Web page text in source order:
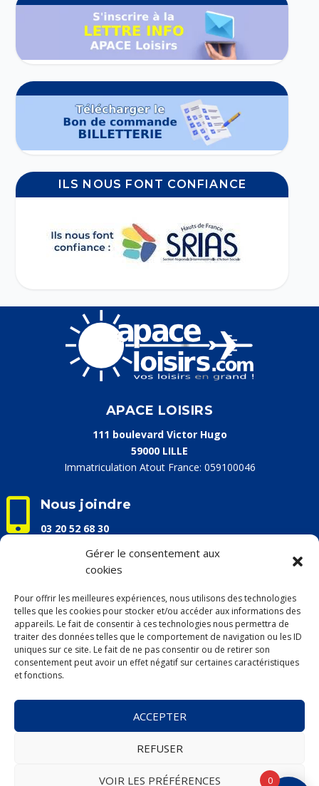
Gérer le consentement aux
cookies
Pour offrir les meilleures expériences, nous utilisons des technologies
telles que les cookies pour stocker et/ou accéder aux informations des
appareils. Le fait de consentir à ces technologies nous permettra de
traiter des données telles que le comportement de navigation ou les ID
uniques sur ce site. Le fait de ne pas consentir ou de retirer son
consentement peut avoir un effet négatif sur certaines caractéristiques
et fonctions.
ACCEPTER
REFUSER
VOIR LES PRÉFÉRENCES
ILS NOUS FONT CONFIANCE
APACE LOISIRS
111 boulevard Victor Hugo
59000 LILLE
Immatriculation Atout France: 059100046
 Nous joindre
03 20 52 68 30
Du lundi au vendredi :
9h00 – 13h00 / 14h00 – 17h00
Mentions légales &
Conditions Générales de Vente (CGV)
+ de détails ou d’infos :nous consulter 0